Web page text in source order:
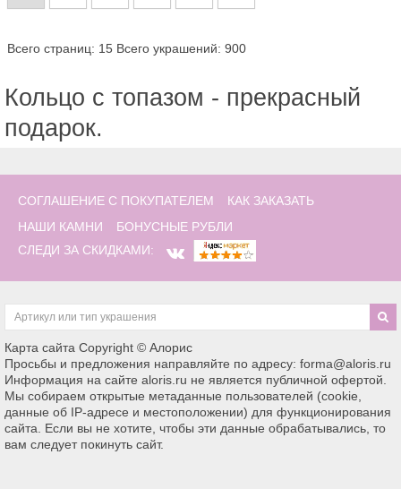
Всего страниц: 15 Всего украшений: 900
Кольцо с топазом - прекрасный
подарок.
СОГЛАШЕНИЕ С ПОКУПАТЕЛЕМ
КАК ЗАКАЗАТЬ
НАШИ КАМНИ
БОНУСНЫЕ РУБЛИ
СЛЕДИ ЗА СКИДКАМИ:
Карта сайта Copyright © Алорис
Просьбы и предложения направляйте по адресу: forma@aloris.ru
Информация на сайте aloris.ru не является публичной офертой.
Мы собираем открытые метаданные пользователей (cookie,
данные об IP-адресе и местоположении) для функционирования
сайта. Если вы не хотите, чтобы эти данные обрабатывались, то
вам следует покинуть сайт.